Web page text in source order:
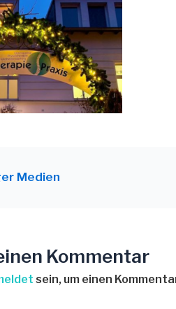
Medien
Kommentar
sein, um einen